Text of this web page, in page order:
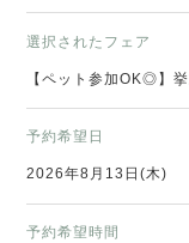
選択されたフェア
【ペット参加OK◎】
予約希望日
2026年8月13日(木)
予約希望時間